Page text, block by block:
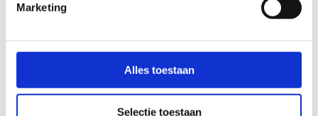
Marketing
Alles toestaan
Selectie toestaan
afwerkingsniveau gerealiseerd. Dat is onder andere te
zien aan de bijzondere materialen en details.